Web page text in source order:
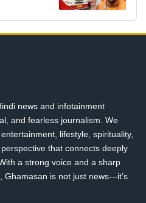
news and infotainment
and fearless journalism. We
lifestyle, spirituality,
that connects deeply
a strong voice and a sharp
Ghamasan is not just news—it’s